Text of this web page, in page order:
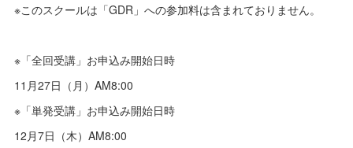
※このスクールは「GDR」への参加料は含まれておりません。
※「全回受講」お申込み開始日時
11月27日（月）AM8:00
※「単発受講」お申込み開始日時
12月7日（木）AM8:00